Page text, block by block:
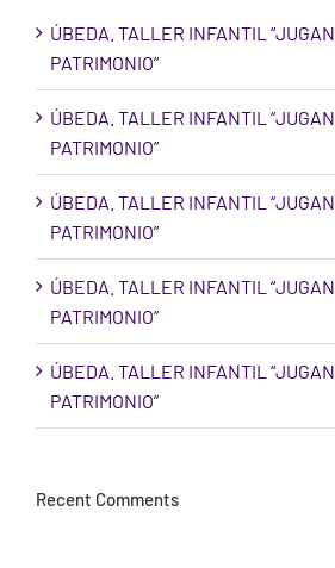
ÚBEDA. TALLER INFANTIL
PATRIMONIO”
ÚBEDA. TALLER INFANTIL
PATRIMONIO”
ÚBEDA. TALLER INFANTIL
PATRIMONIO”
ÚBEDA. TALLER INFANTIL
PATRIMONIO”
ÚBEDA. TALLER INFANTIL
PATRIMONIO”
Recent Comments